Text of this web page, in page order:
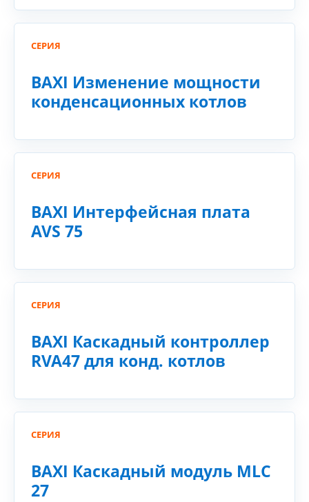
СЕРИЯ
BAXI Изменение мощности
конденсационных котлов
СЕРИЯ
BAXI Интерфейсная плата
AVS 75
СЕРИЯ
BAXI Каскадный контроллер
RVA47 для конд. котлов
СЕРИЯ
BAXI Каскадный модуль MLC
27